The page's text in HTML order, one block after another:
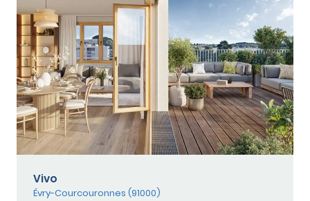
Vivo
Évry-Courcouronnes (91000)